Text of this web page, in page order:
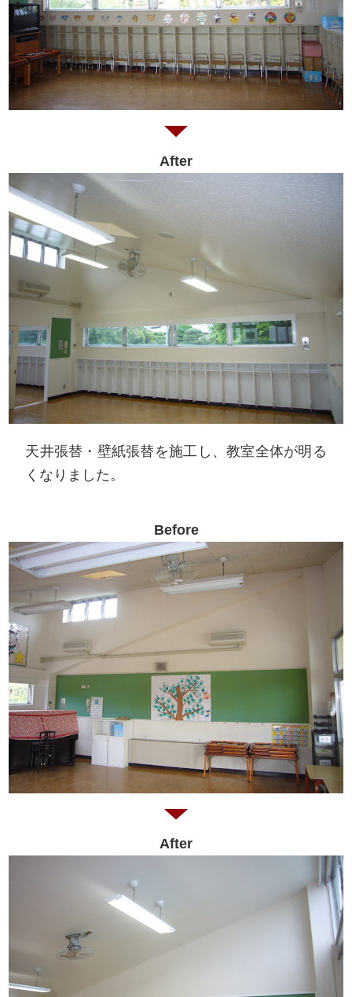
After
天井張替・壁紙張替を施工し、教室全体が明る
くなりました。
Before
After